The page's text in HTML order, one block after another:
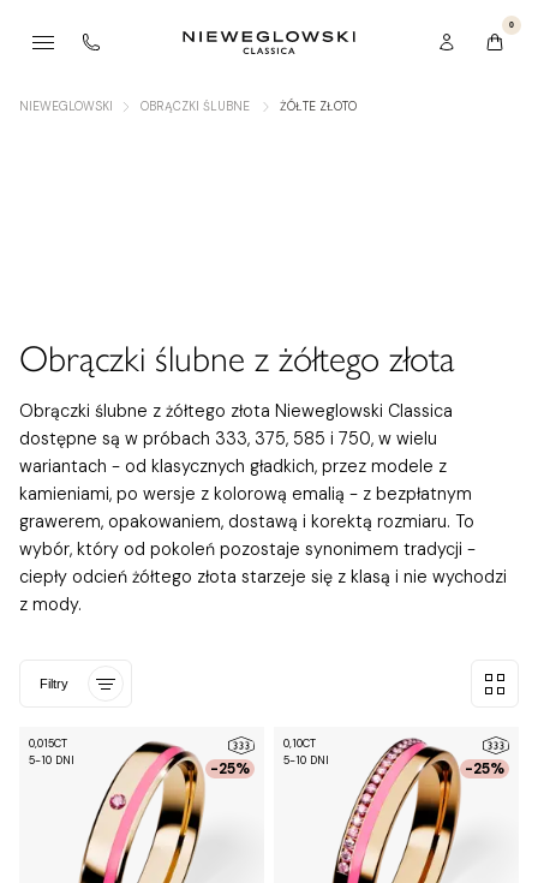
0
NIEWEGLOWSKI OBRĄCZKI ŚLUBNE ŻÓŁTE ZŁOTO
Obrączki ślubne z żółtego złota
Obrączki ślubne z żółtego złota Nieweglowski Classica
dostępne są w próbach 333, 375, 585 i 750, w wielu
wariantach - od klasycznych gładkich, przez modele z
kamieniami, po wersje z kolorową emalią - z bezpłatnym
grawerem, opakowaniem, dostawą i korektą rozmiaru. To
wybór, który od pokoleń pozostaje synonimem tradycji -
ciepły odcień żółtego złota starzeje się z klasą i nie wychodzi
z mody.
Filtry
-25%
0,015CT
5-10 DNI
-25%
0,10CT
5-10 DNI